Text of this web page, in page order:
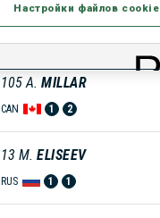
14 M. ZEMLICKA
105 A. MILLAR
CAN 1 2
13 M. ELISEEV
RUS 1 1
Настройки файлов cookie